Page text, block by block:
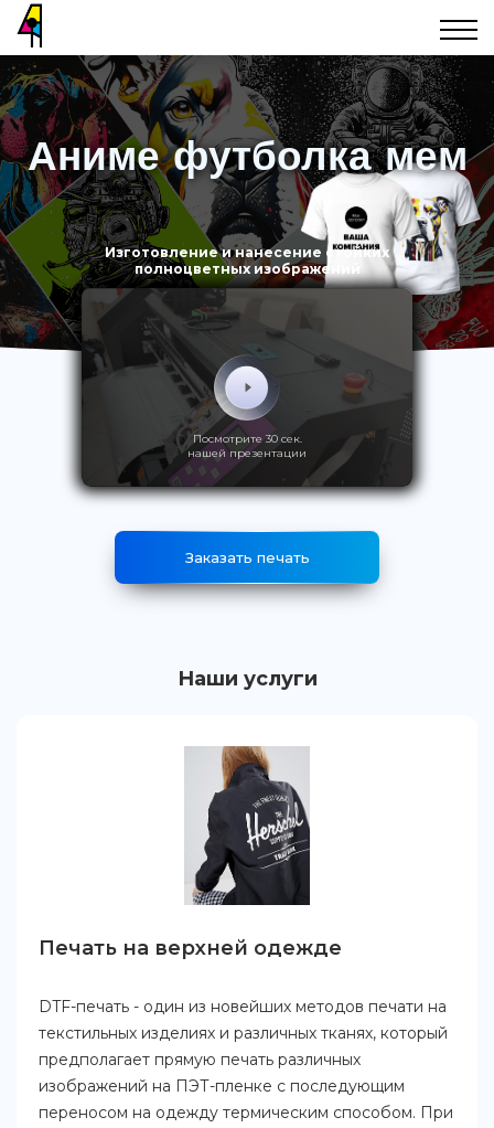
Аниме футболка мем
Изготовление и нанесение стойких
полноцветных изображений
Посмотрите 30 сек.
нашей презентации
Заказать печать
Наши услуги
Печать на верхней одежде
DTF-печать - один из новейших методов печати на
текстильных изделиях и различных тканях, который
предполагает прямую печать различных
изображений на ПЭТ-пленке с последующим
переносом на одежду термическим способом. При